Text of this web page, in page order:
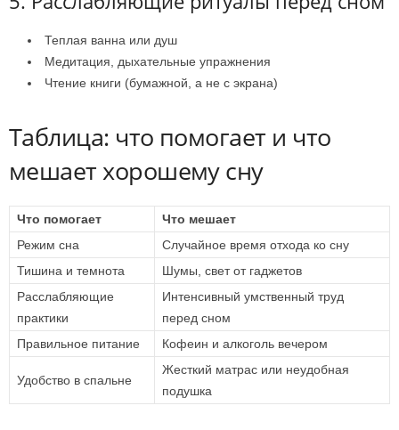
Теплая ванна или душ
Медитация, дыхательные упражнения
Чтение книги (бумажной, а не с экрана)
Таблица: что помогает и что
мешает хорошему сну
Что помогает
Что мешает
Режим сна
Случайное время отхода ко сну
Тишина и темнота
Шумы, свет от гаджетов
Расслабляющие
практики
Интенсивный умственный труд
перед сном
Правильное питание
Кофеин и алкоголь вечером
Удобство в спальне
Жесткий матрас или неудобная
подушка